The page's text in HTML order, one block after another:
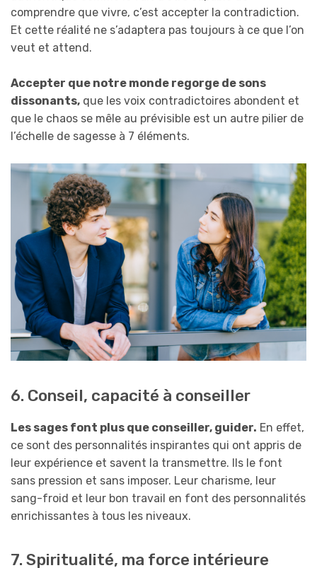
comprendre que vivre, c’est accepter la contradiction.
Et cette réalité ne s’adaptera pas toujours à ce que l’on
veut et attend.
Accepter que notre monde regorge de sons
dissonants, que les voix contradictoires abondent et
que le chaos se mêle au prévisible est un autre pilier de
l’échelle de sagesse à 7 éléments.
6. Conseil, capacité à conseiller
Les sages font plus que conseiller, guider. En effet,
ce sont des personnalités inspirantes qui ont appris de
leur expérience et savent la transmettre. Ils le font
sans pression et sans imposer. Leur charisme, leur
sang-froid et leur bon travail en font des personnalités
enrichissantes à tous les niveaux.
7. Spiritualité, ma force intérieure